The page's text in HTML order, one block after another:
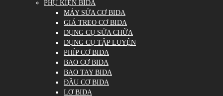
PHỤ KIỆN BIDA
MÁY SỬA CƠ BIDA
GIÁ TREO CƠ BIDA
DỤNG CỤ SỬA CHỮA
DỤNG CỤ TẬP LUYỆN
PHÍP CƠ BIDA
BAO CƠ BIDA
BAO TAY BIDA
ĐẦU CƠ BIDA
LƠ BIDA